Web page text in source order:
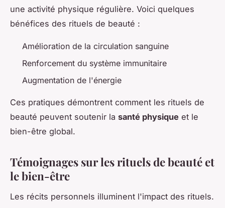
une activité physique régulière. Voici quelques
bénéfices des rituels de beauté :
Amélioration de la circulation sanguine
Renforcement du système immunitaire
Augmentation de l'énergie
Ces pratiques démontrent comment les rituels de
beauté peuvent soutenir la santé physique et le
bien-être global.
Témoignages sur les rituels de beauté et
le bien-être
Les récits personnels illuminent l'impact des rituels.